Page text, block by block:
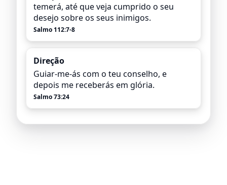
temerá, até que veja cumprido o seu
desejo sobre os seus inimigos.
Salmo 112:7-8
Direção
Guiar-me-ás com o teu conselho, e
depois me receberás em glória.
Salmo 73:24